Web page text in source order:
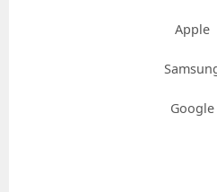
Apple
Google